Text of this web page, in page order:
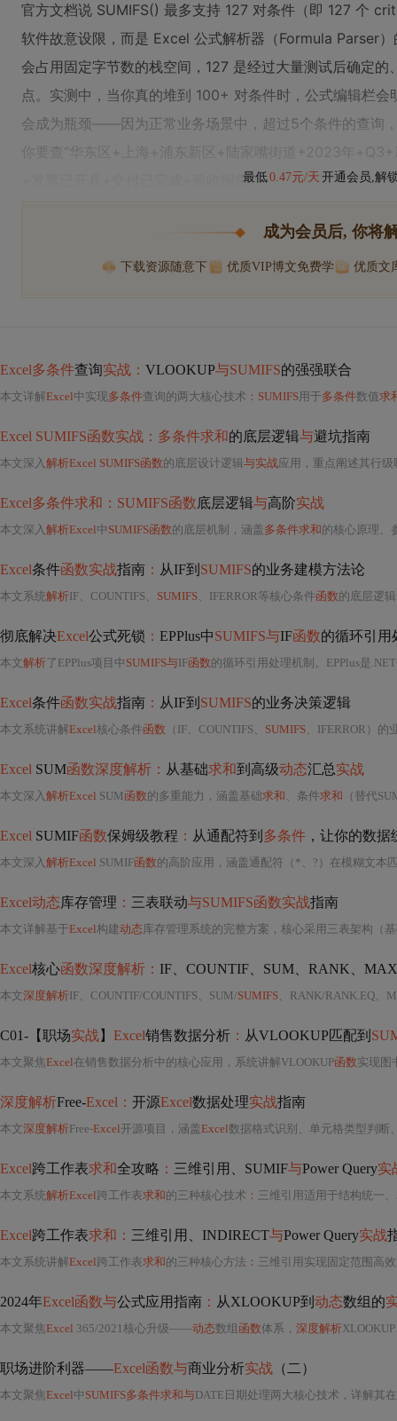
官方文档说 SUMIFS() 最多支持 127 对条件（即 127 个
软件故意设限，而是 Excel 公式解析器（Formula Parser
会占用固定字节数的栈空间，127 是经过大量测试后确定
点。实测中，当你真的堆到 100+ 对条件时，公式编辑栏
会成为瓶颈——因为正常业务场景中，超过5个条件的查询
你要查“华东区+上海+浦东新区+陆家嘴街道+2023年
+发票已开具+交付已完成+验收报告最低0.47元/天 开通会员,解
成为会员后, 你将
下载资源随意下 优质VIP博文免费学 优质文
Excel多条件查询实战： VLOOKUP与SUMIFS的强强联合
本文详解Excel中实现多条件查询的两大核心技术 ：SUMIFS用于多条件数值求
Excel SUMIFS函数实战：多条件求和的底层逻辑与避坑指南
本文深入解析Excel SUMIFS函数的底层设计逻辑与实战应用，重点阐述其行级联合判断
Excel多条件求和：SUMIFS函数底层逻辑与高阶实战
本文深入解析Excel中 SUMIFS函数的底层机制，涵盖 多条件求和的核心原理、
Excel条件函数实战指南 ： 从IF到 SUMIFS的业务建模方法论
本文系统解析IF、COUNTIFS、 SUMIFS、IFERROR等核心条件函数的底层逻
彻底解决Excel公式死锁 ： EPPlus中SUMIFS与IF函数的循环引用
本文解析了EPPlus项目中 SUMIFS与IF函数的循环引用处理机制。EPPlus是
Excel条件函数实战指南 ： 从IF到 SUMIFS的业务决策逻辑
本文系统讲解Excel核心条件函数 （IF、COUNTIFS、 SUMIFS、IFERROR）的
Excel SUM函数深度解析： 从基础求和到高级动态汇总实战
本文深入解析Excel SUM函数的多重能力，涵盖基础求和 、条件求和 （替代
Excel SUMIF函数保姆级教程 ： 从通配符到 多条件 ，让你的数
本文深入解析Excel SUMIF函数的高阶应用，涵盖通配符（*、?）在模糊文本匹配
Excel动态库存管理 ： 三表联动与SUMIFS函数实战指南
本文详解基于Excel构建动态 库存管理系统的完整方案，核心采用三表架构（
Excel核心函数深度解析： IF、COUNTIF、SUM、RANK、
本文深度解析IF、COUNTIF/COUNTIFS、SUM/SUMIFS、RANK/RANK.EQ、
C01-【职场实战】 Excel销售数据分析 ： 从VLOOKUP匹配到
本文聚焦Excel在销售数据分析中的核心应用，系统讲解VLOOKUP函数实现图书
深度解析Free-Excel： 开源Excel数据处理实战指南
本文深度解析Free-Excel开源项目，涵盖 Excel数据格式识别、单元格类型判断、多
Excel跨工作表求和全攻略 ： 三维引用、SUMIF与Power Query实
本文系统解析Excel跨工作表求和的三种核心技术 ： 三维引用适用于结构统一、表
Excel跨工作表求和： 三维引用、INDIRECT与Power Query实战
本文系统讲解Excel跨工作表求和的三种核心方法 ： 三维引用实现固定范围高
2024年Excel函数与公式应用指南 ： 从XLOOKUP到 动态数组的
本文聚焦Excel 365/2021核心升级——动态数组 函数体系， 深度解析
职场进阶利器——Excel函数与商业分析实战 （二）
本文聚焦Excel中 SUMIFS多条件求和与DATE日期处理两大核心技术，详解其